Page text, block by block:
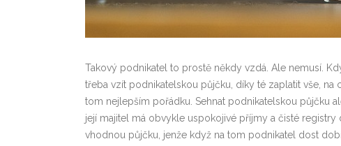
Takový podnikatel to prostě někdy vzdá. Ale nemusí.
třeba vzít podnikatelskou půjčku, díky té zaplatit vše, na
tom nejlepším pořádku. Sehnat podnikatelskou půjčku
její majitel má obvykle uspokojivé příjmy a čisté
vhodnou půjčku, jenže když na tom podnikatel dost